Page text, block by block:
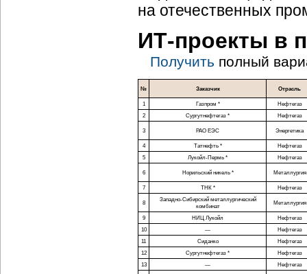
на отечественных
ИТ-проекты в
Получить полный
№ Заказчик Отрасль
1 Газпром *
Нефтегаз
2
Сургутнефтегаз * Нефтегаз
3 РАО ЕЭС Энергетика
4 Татнефть *
Нефтегаз
5
Лукойл-Пермь * Нефтегаз
6 Норильский никель * Металлургия
7 ТНК * Нефтегаз
8 Западно-Сибирскийметаллургический
комбинат
Металлургия
9 НИЦ Лукойл
Нефтегаз
10
—
Нефтегаз
11
Сиданко
Нефтегаз
12
Сургутнефтегаз *
Нефтегаз
13
—
Нефтегаз